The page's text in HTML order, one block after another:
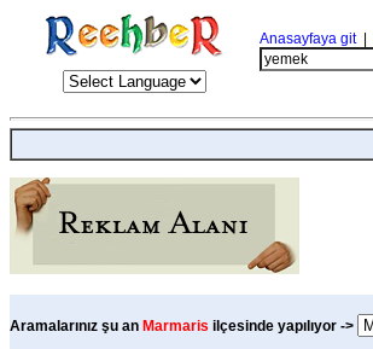
Anasayfaya git|
Aramalarınız şu an Marmaris ilçesinde yapılıyor ->